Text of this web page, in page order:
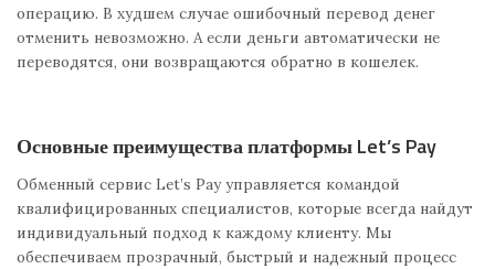
операцию. В худшем случае ошибочный перевод денег
отменить невозможно. А если деньги автоматически не
переводятся, они возвращаются обратно в кошелек.
Основные преимущества платформы Let’s Pay
Обменный сервис Let’s Pay управляется командой
квалифицированных специалистов, которые всегда найдут
индивидуальный подход к каждому клиенту. Мы
обеспечиваем прозрачный, быстрый и надежный процесс